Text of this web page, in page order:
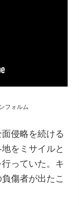
フォルム
侵略を続ける
をミサイルと
っていた。キ
傷者が出たこ